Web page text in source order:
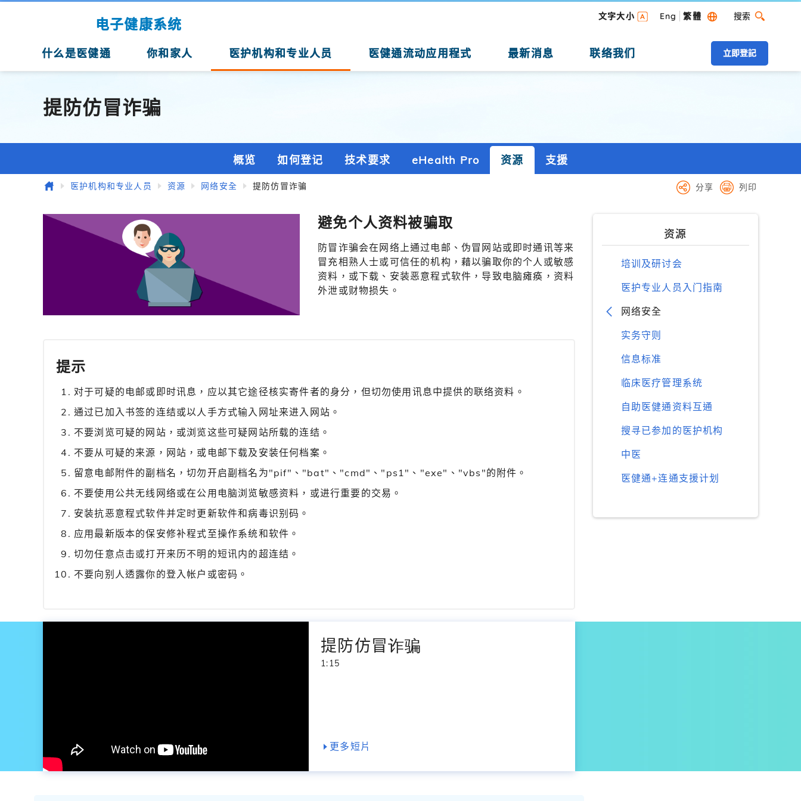
电子健康系统 文字大小 Eng 繁體
搜索 桌面版
搜索
什么是医健通 你和家人 医护机构和专业人员 医健通流动应用程式 最新消息 联络我们 立即登記
提防仿冒诈骗
概览 如何登记 技术要求 eHealth Pro 资源 支援
主页医护机构和专业人员 资源 网络安全 提防仿冒诈骗 分享 列印
避免个人资料被骗取
防冒诈骗会在网络上通过电邮、伪冒网站或即时通讯等来
冒充相熟人士或可信任的机构，藉以骗取你的个人或敏感
资料，或下载、安装恶意程式软件，导致电脑瘫痪，资料
外泄或财物损失。
提示
对于可疑的电邮或即时讯息，应以其它途径核实寄件者的身分，但切勿使用讯息中提供的联络资料。
通过已加入书签的连结或以人手方式输入网址来进入网站。
不要浏览可疑的网站，或浏览这些可疑网站所载的连结。
不要从可疑的来源，网站，或电邮下载及安装任何档案。
留意电邮附件的副档名，切勿开启副档名为"pif"、"bat"、"cmd"、"ps1"、"exe"、"vbs"的附件。
不要使用公共无线网络或在公用电脑浏览敏感资料，或进行重要的交易。
安装抗恶意程式软件并定时更新软件和病毒识别码。
应用最新版本的保安修补程式至操作系统和软件。
切勿任意点击或打开来历不明的短讯内的超连结。
不要向别人透露你的登入帐户或密码。
资源
培训及研讨会
医护专业人员入门指南
网络安全
实务守则
信息标准
临床医疗管理系统
自助医健通资料互通
搜寻已参加的医护机构
中医
医健通+连通支援计划
提防仿冒诈骗
1:15
更多短片